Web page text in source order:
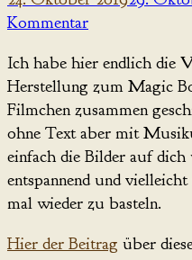
Kommentar
Ich habe hier endlich die
Herstellung zum Magic
Filmchen zusammen
ohne Text aber mit
einfach die Bilder auf dich
entspannend und
mal wieder zu basteln.
Hier der Beitrag über